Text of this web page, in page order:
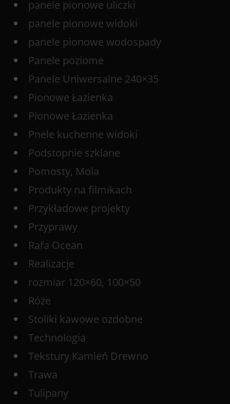
panele pionowe uliczki
panele pionowe widoki
panele pionowe wodospady
Panele poziome
Panele Uniwersalne 240×35
Pionowe Łazienka
Pionowe Łazienka
Pnele kuchenne widoki
Podstopnie szklane
Pomosty, Mola
Produkty na filmikach
Przykładowe projekty
Przyprawy
Rafa Ocean
Realizacje
rozmiar 120×60, 100×50
Róże
Stoliki kawowe ozdobne
Technologia
Tekstury Kamień Drewno
Trawa
Tulipany